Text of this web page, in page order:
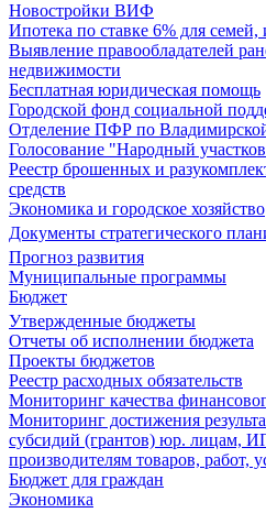
Новостройки ВИФ
Ипотека по ставке 6% для
Выявление правообладателей
недвижимости
Бесплатная юридическая помощь
Городской фонд социальной
Отделение ПФР по
Голосование "Народный
Реестр брошенных и
средств
Экономика и городское хозяйство
Документы стратегического
Прогноз развития
Муниципальные программы
Бюджет
Утвержденные бюджеты
Отчеты об исполнении бюджета
Проекты бюджетов
Реестр расходных обязательств
Мониторинг качества
Мониторинг достижения
субсидий (грантов) юр. лицам,
производителям товаров, работ,
Бюджет для граждан
Экономика